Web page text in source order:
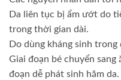
Da liên tục bị ẩm ướt do
trong thời gian dài.
Do dùng kháng sinh
Giai đoạn bé chuyển
đoạn dễ phát sinh hăm da.